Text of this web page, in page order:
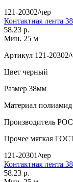
121-20302/чер
Контактная лента
58.23 р.
Мин. 25 м
Артикул 121-20302/
Цвет черный
Размер 38мм
Материал полиамид
Производитель
Прочее мягкая
121-20301/чер
Контактная лента
58.23 р.